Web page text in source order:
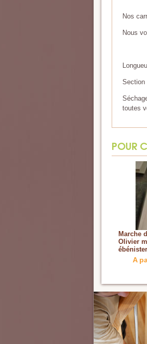
Nos
Nous
Section
toutes
POUR
Marche
Olivier
A